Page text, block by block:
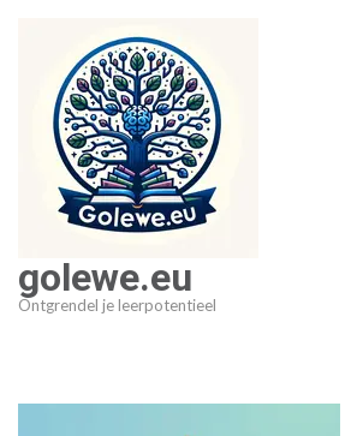
inhoud
golewe.eu
Ontgrendel je leerpotentieel